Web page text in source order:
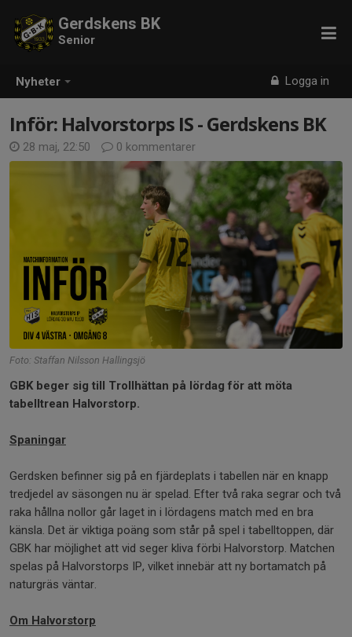
Nyheter Logga in
Gerdskens BK
Senior
Inför: Halvorstorps IS - Gerdskens BK
28 maj, 22:50 0 kommentarer
Foto: Staffan Nilsson Hallingsjö
GBK beger sig till Trollhättan på lördag för att möta
tabelltrean Halvorstorp.
Spaningar
Gerdsken befinner sig på en fjärdeplats i tabellen när en knapp
tredjedel av säsongen nu är spelad. Efter två raka segrar och två
raka hållna nollor går laget in i lördagens match med en bra
känsla. Det är viktiga poäng som står på spel i tabelltoppen, där
GBK har möjlighet att vid seger kliva förbi Halvorstorp. Matchen
spelas på Halvorstorps IP, vilket innebär att ny bortamatch på
naturgräs väntar.
Om Halvorstorp